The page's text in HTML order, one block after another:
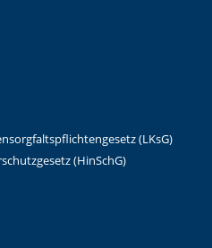
(LKsG)
(HinSchG)